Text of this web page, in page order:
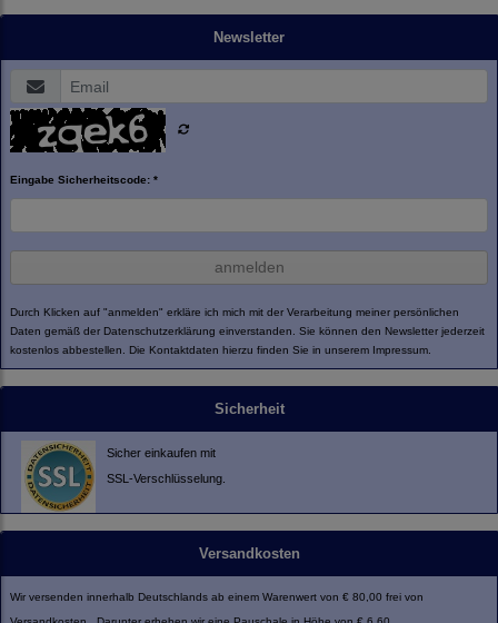
Newsletter
Eingabe Sicherheitscode: *
anmelden
Durch Klicken auf "anmelden" erkläre ich mich mit der Verarbeitung meiner persönlichen
Daten gemäß der Datenschutzerklärung einverstanden. Sie können den Newsletter jederzeit
kostenlos abbestellen. Die Kontaktdaten hierzu finden Sie in unserem Impressum.
Sicherheit
Sicher einkaufen mit
SSL-Verschlüsselung.
Versandkosten
Wir versenden innerhalb Deutschlands ab einem Warenwert von € 80,00 frei von